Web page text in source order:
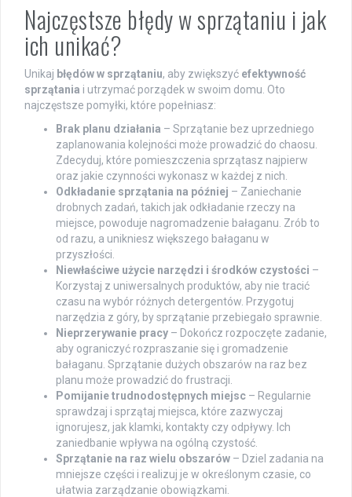
Najczęstsze błędy w sprzątaniu i jak
ich unikać?
Unikaj błędów w sprzątaniu, aby zwiększyć efektywność
sprzątania i utrzymać porządek w swoim domu. Oto
najczęstsze pomyłki, które popełniasz:
Brak planu działania – Sprzątanie bez uprzedniego
zaplanowania kolejności może prowadzić do chaosu.
Zdecyduj, które pomieszczenia sprzątasz najpierw
oraz jakie czynności wykonasz w każdej z nich.
Odkładanie sprzątania na później – Zaniechanie
drobnych zadań, takich jak odkładanie rzeczy na
miejsce, powoduje nagromadzenie bałaganu. Zrób to
od razu, a unikniesz większego bałaganu w
przyszłości.
Niewłaściwe użycie narzędzi i środków czystości –
Korzystaj z uniwersalnych produktów, aby nie tracić
czasu na wybór różnych detergentów. Przygotuj
narzędzia z góry, by sprzątanie przebiegało sprawnie.
Nieprzerywanie pracy – Dokończ rozpoczęte zadanie,
aby ograniczyć rozpraszanie się i gromadzenie
bałaganu. Sprzątanie dużych obszarów na raz bez
planu może prowadzić do frustracji.
Pomijanie trudnodostępnych miejsc – Regularnie
sprawdzaj i sprzątaj miejsca, które zazwyczaj
ignorujesz, jak klamki, kontakty czy odpływy. Ich
zaniedbanie wpływa na ogólną czystość.
Sprzątanie na raz wielu obszarów – Dziel zadania na
mniejsze części i realizuj je w określonym czasie, co
ułatwia zarządzanie obowiązkami.